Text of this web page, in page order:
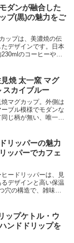
ダンが融合した
プ(黒)の魅力をご
ップは、美濃焼の伝
デザインです。日本
のコーヒーやお
焼 太一窯 マグ
スカイブルー
マグカップ。外側は
ブル模様でモダンな
じ柄が無い、唯一無
リッパーの魅力
ッパーでカフェ
ードリッパーは、見
デザインと高い保温
穴の構造で、雑味が
。アウトドア、キャ
す。日本製の品質と
ップケトル・ウ
ンドドリップを